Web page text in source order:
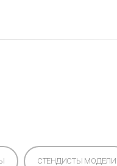
СТЕНДИСТЫ МОДЕЛИ